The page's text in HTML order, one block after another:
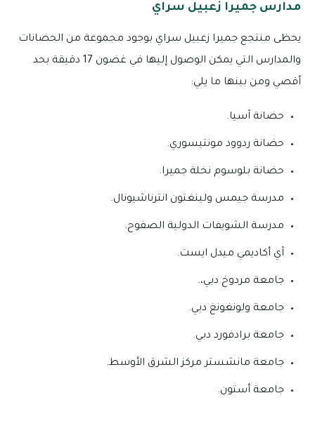
مدارس جميرا زعبيل سراي
يحظى منتجع جميرا زعبيل سراي بوجود مجموعة من الحضانات
والمدارس التي يمكن الوصول إليها في غضون 17 دقيقة بحد
أقصي ومن بينها ما يلي:
حضانة آسيا.
حضانة ردوود مونتيسوري.
حضانة بلوسوم نخلة جميرا.
مدرسة جيمس ولينغتون انترناشيونال.
مدرسة الشويفات الدولية الصفوح.
آي أكاديمي ميدل ايست.
جامعة مردوخ دبي،.
جامعة ولونغونغ دبي.
جامعة برادفورد دبي.
جامعة مانشستر مركز الشرق الأوسط.
جامعة أستون.